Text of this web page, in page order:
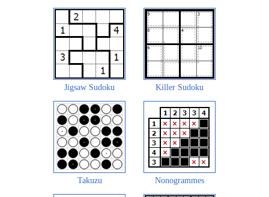
Jigsaw Sudoku Killer Sudoku
Takuzu Nonogrammes